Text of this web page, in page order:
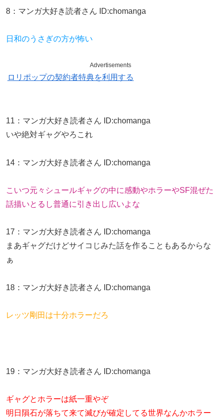
8 ： マンガ大好き読者さん ID:chomanga
日和のうさぎの方が怖い
Advertisements
ロリポップの契約者特典を利用する
11 ： マンガ大好き読者さん ID:chomanga
いや絶対ギャグやろこれ
14 ： マンガ大好き読者さん ID:chomanga
こいつ元々シュールギャグの中に感動やホラーやSF混ぜた
話描いとるし普通に引き出し広いよな
17 ： マンガ大好き読者さん ID:chomanga
まあギャグだけどサイコじみた話を作ることもあるからな
ぁ
18 ： マンガ大好き読者さん ID:chomanga
レッツ剛田は十分ホラーだろ
19 ： マンガ大好き読者さん ID:chomanga
ギャグとホラーは紙一重やぞ
明日隕石が落ちて来て滅びが確定してる世界なんかホラー